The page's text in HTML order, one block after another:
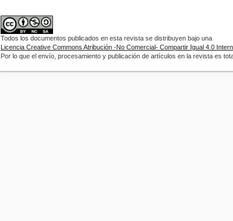
Todos los documentos publicados en esta revista se distribuyen bajo una
Licencia Creative Commons Atribución -No Comercial- Compartir Igual 4.0
Por lo que el envío, procesamiento y publicación de artículos en la revista es